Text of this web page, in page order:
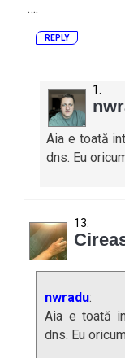
….
REPLY
Aia e toată
dns. Eu
nwradu:
Aia e toată
dns. Eu